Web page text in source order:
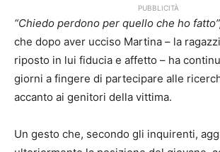
PUBBLICITÀ
“Chiedo perdono per quello che ho
che dopo aver ucciso Martina – la
riposto in lui fiducia e affetto – ha
giorni a fingere di partecipare alle
accanto ai genitori della vittima.
Un gesto che, secondo gli inquirenti,